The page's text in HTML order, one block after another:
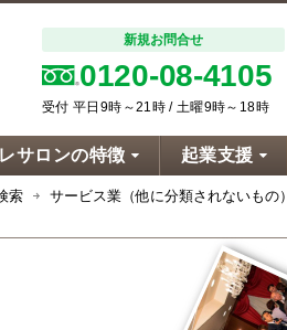
新規お問合せ
0120-08-4105
受付 平日9時～21時 / 土曜9時～18時
サロンの特徴 起業支援
索
サービス業（他に分類されないもの）